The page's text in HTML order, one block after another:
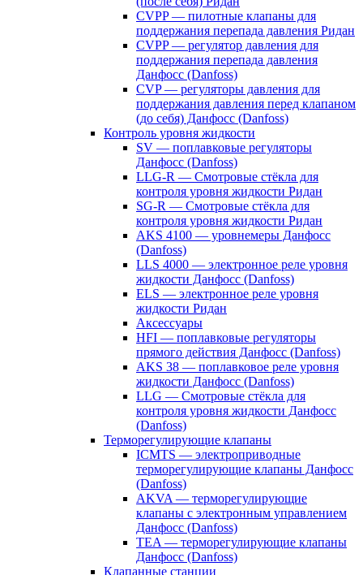
CVPP — пилотные клапаны для
поддержания перепада давления Ридан
CVPP — регулятор давления для
поддержания перепада давления
Данфосс (Danfoss)
CVP — регуляторы давления для
поддержания давления перед клапаном
(до себя) Данфосс (Danfoss)
Контроль уровня жидкости
SV — поплавковые регуляторы
Данфосс (Danfoss)
LLG-R — Смотровые стёкла для
контроля уровня жидкости Ридан
SG-R — Смотровые стёкла для
контроля уровня жидкости Ридан
AKS 4100 — уровнемеры Данфосс
(Danfoss)
LLS 4000 — электронное реле уровня
жидкости Данфосс (Danfoss)
ELS — электронное реле уровня
жидкости Ридан
Аксессуары
HFI — поплавковые регуляторы
прямого действия Данфосс (Danfoss)
AKS 38 — поплавковое реле уровня
жидкости Данфосс (Danfoss)
LLG — Смотровые стёкла для
контроля уровня жидкости Данфосс
(Danfoss)
Терморегулирующие клапаны
ICMTS — электроприводные
терморегулирующие клапаны Данфосс
(Danfoss)
AKVA — терморегулирующие
клапаны с электронным управлением
Данфосс (Danfoss)
TEA — терморегулирующие клапаны
Данфосс (Danfoss)
Клапанные станции